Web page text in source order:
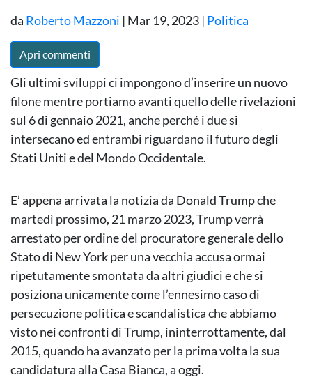
da Roberto Mazzoni | Mar 19, 2023 | Politica
Apri commenti
Gli ultimi sviluppi ci impongono d’inserire un nuovo
filone mentre portiamo avanti quello delle rivelazioni
sul 6 di gennaio 2021, anche perché i due si
intersecano ed entrambi riguardano il futuro degli
Stati Uniti e del Mondo Occidentale.
E’ appena arrivata la notizia da Donald Trump che
martedì prossimo, 21 marzo 2023, Trump verrà
arrestato per ordine del procuratore generale dello
Stato di New York per una vecchia accusa ormai
ripetutamente smontata da altri giudici e che si
posiziona unicamente come l’ennesimo caso di
persecuzione politica e scandalistica che abbiamo
visto nei confronti di Trump, ininterrottamente, dal
2015, quando ha avanzato per la prima volta la sua
candidatura alla Casa Bianca, a oggi.